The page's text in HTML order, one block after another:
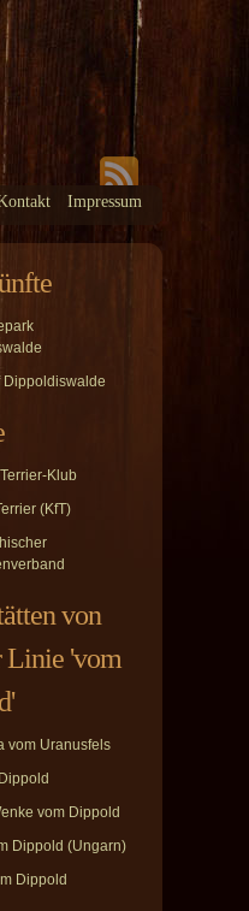
Impressum
Dippoldiswalde
Klub
(KfT)
von
Linie 'vom
vom Uranusfels
vom Dippold
Dippold (Ungarn)
Dippold